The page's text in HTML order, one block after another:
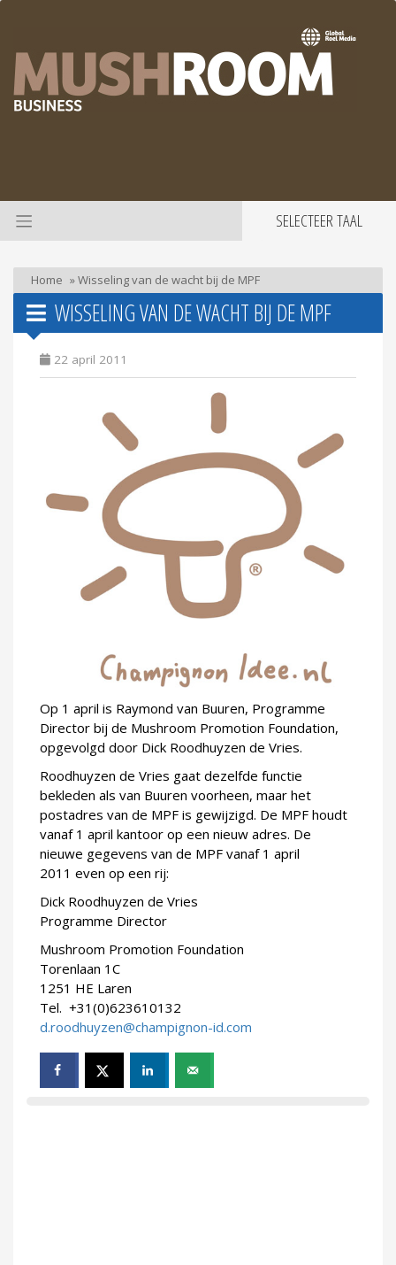
SELECTEER TAAL
Home »Wisseling van de wacht bij de MPF
WISSELING VAN DE WACHT BIJ DE MPF
22 april 2011
Op 1 april is Raymond van Buuren, Programme
Director bij de Mushroom Promotion Foundation,
opgevolgd door Dick Roodhuyzen de Vries.
Roodhuyzen de Vries gaat dezelfde functie
bekleden als van Buuren voorheen, maar het
postadres van de MPF is gewijzigd. De MPF houdt
vanaf 1 april kantoor op een nieuw adres. De
nieuwe gegevens van de MPF vanaf 1 april
2011 even op een rij:
Dick Roodhuyzen de Vries
Programme Director
Mushroom Promotion Foundation
Torenlaan 1C
1251 HE Laren
Tel. +31(0)623610132
d.roodhuyzen@champignon-id.com